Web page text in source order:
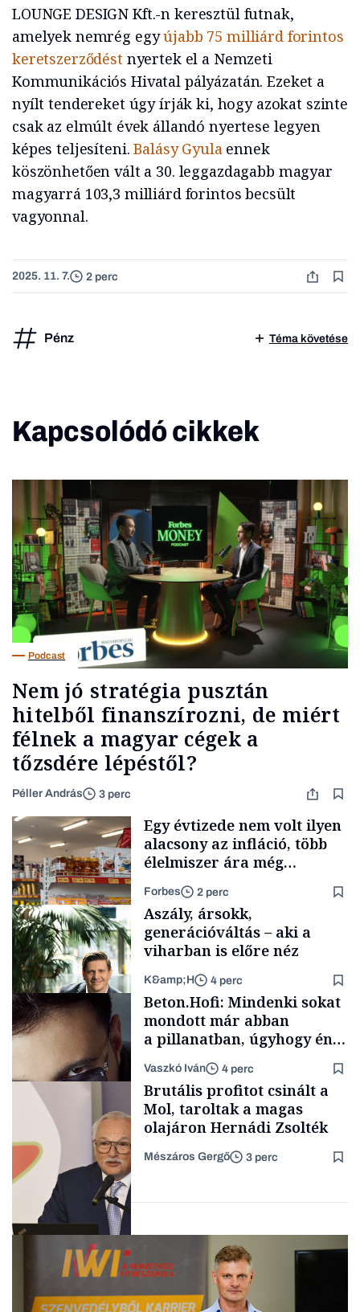
LOUNGE DESIGN Kft.-n keresztül futnak,
amelyek nemrég egyújabb 75 milliárd forintos
keretszerződést nyertek el a Nemzeti
Kommunikációs Hivatal pályázatán. Ezeket a
nyílt tendereket úgy írják ki, hogy azokat szinte
csak az elmúlt évek állandó nyertese legyen
képes teljesíteni.Balásy Gyulaennek
köszönhetően vált a 30. leggazdagabb magyar
magyarrá 103,3 milliárd forintos becsült
vagyonnal.
2025. 11. 7. 2 perc
Pénz Téma követése
Kapcsolódó cikkek
Podcast
Nem jó stratégia pusztán
hitelből finanszírozni, de miért
félnek a magyar cégek a
tőzsdére lépéstől?
Péller András 3 perc
Makro
Egy évtizede nem volt ilyen
alacsony az infláció, több
élelmiszer ára még
rohamosan csökken is
Forbes 2 perc
TÁMOGATÓI
TARTALOM
Aszály, ársokk,
generációváltás – aki a
viharban is előre néz
K&amp;H 4 perc
Forbes-sztori
Beton.Hofi: Mindenki sokat
mondott már abban
a pillanatban, úgyhogy én
a legsarkosabb
gondolataimat akartam
kimondani
Vaszkó Iván 4 perc
Befektetés
Brutális profitot csinált a
Mol, taroltak a magas
olajáron Hernádi Zsolték
Mészáros Gergő 3 perc